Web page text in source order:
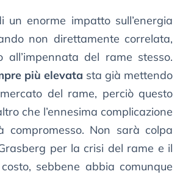
un enorme impatto sull’energia
non direttamente correlata,
all’impennata del rame stesso.
più elevata sta già mettendo
del rame, perciò questo
che l’ennesima complicazione
compromesso. Non sarà colpa
per la crisi del rame e il
sebbene abbia comunque